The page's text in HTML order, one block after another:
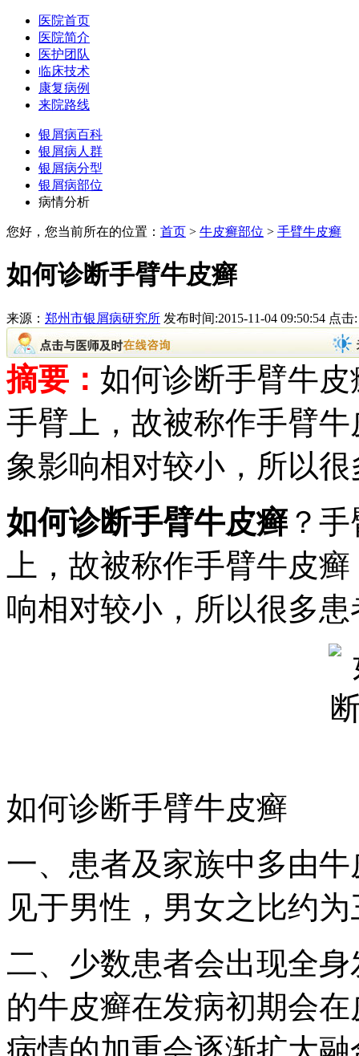
医院首页
医院简介
医护团队
临床技术
康复病例
来院路线
银屑病百科
银屑病人群
银屑病分型
银屑病部位
病情分析
您好，您当前所在的位置： 首页 > 牛皮癣部位 > 手臂牛皮癣
如何诊断手臂牛皮癣
来源： 郑州市银屑病研究所 发布时间:2015-11-04 09:50:54 点击:
摘要： 如何诊断手臂牛
手臂上，故被称作手臂
象影响相对较小，所以
如何诊断手臂牛皮癣 ？
上，故被称作手臂牛皮
响相对较小，所以很多
如何诊断手臂牛皮癣
一、患者及家族中多由
见于男性，男女之比约
二、少数患者会出现全
的牛皮癣在发病初期会